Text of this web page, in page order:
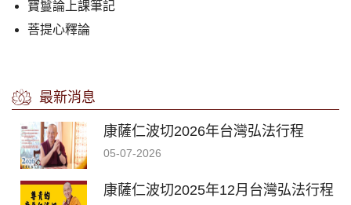
寶鬘論上課筆記
菩提心釋論
最新消息
康薩仁波切2026年台灣弘法行程
05-07-2026
康薩仁波切2025年12月台灣弘法行程